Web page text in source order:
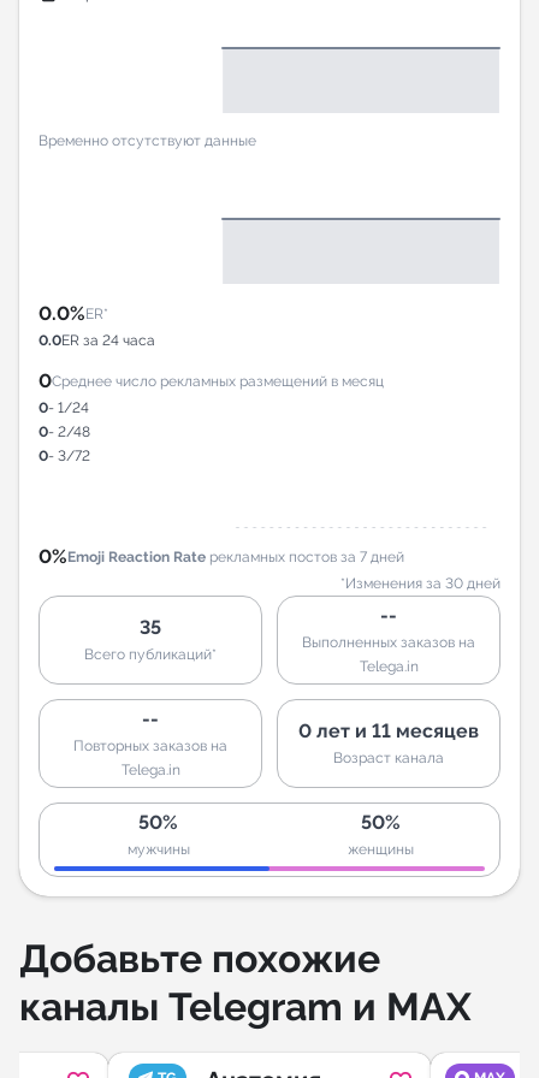
Временно отсутствуют данные
0.0%ER*
0.0ER за 24 часа
0Среднее число рекламных размещений в месяц
0- 1/24
0- 2/48
0- 3/72
0%Emoji Reaction Rate рекламных постов за 7 дней
*Изменения за 30 дней
35
Всего публикаций*
--
Выполненных заказов на
Telega.in
--
Повторных заказов на
Telega.in
0 лет и 11 месяцев
Возраст канала
50%
мужчины
50%
женщины
Добавьте похожие
каналы Telegram и MAX